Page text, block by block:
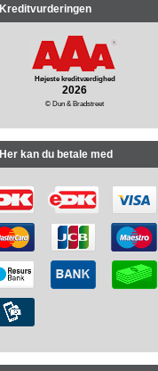
Kreditvurderingen
Højeste kreditværdighed
2026
© Dun & Bradstreet
Her kan du betale med